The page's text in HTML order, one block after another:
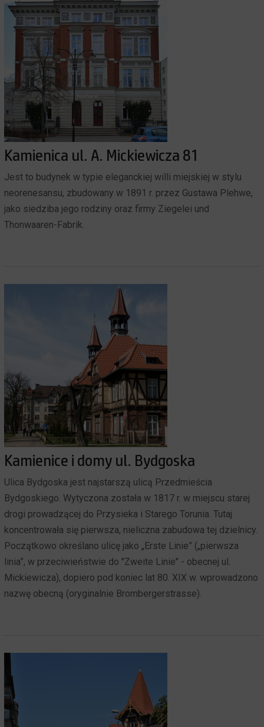
Kamienica ul. A. Mickiewicza 81
Jest to budynek w typie eleganckiej willi miejskiej w stylu
neorenesansu, zbudowany w 1891 r. przez Gustawa Plehwe,
jako siedziba jego rodziny oraz firmy Ziegelei und
Thonwaaren-Fabrik.
Kamienice i domy ul. Bydgoska
Ulica Bydgoska jest najstarszą ulicą Przedmieścia
Bydgoskiego. Wytyczona została w 1817 r. w miejscu starej
drogi prowadzącej do Przysieka i Starego Torunia. Tutaj
koncentrowała się pierwsza, nieliczna zabudowa tej dzielnicy.
Początkowo określano ulicę jako „Erste Linie” („pierwsza
linia”, w przeciwieństwie do "Zweite Linie" - obecnej ul.
Mickiewicza), dopiero pod koniec lat 80. XIX w. wprowadzono
nazwę obecną (oryginalnie Brombergerstrasse).